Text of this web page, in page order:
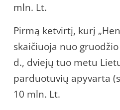
mln. Lt.
Pirmą ketvirtį, kurį
skaičiuoja nuo
d., dviejų tuo metu
parduotuvių apyvarta
10 mln. Lt.